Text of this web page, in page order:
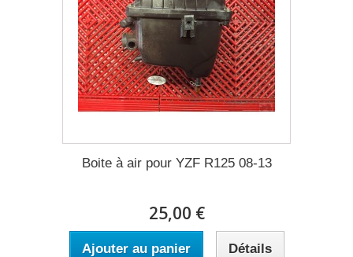
Boite à air pour YZF R125 08-13
25,00 €
Ajouter au panier Détails